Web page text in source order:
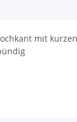
mit